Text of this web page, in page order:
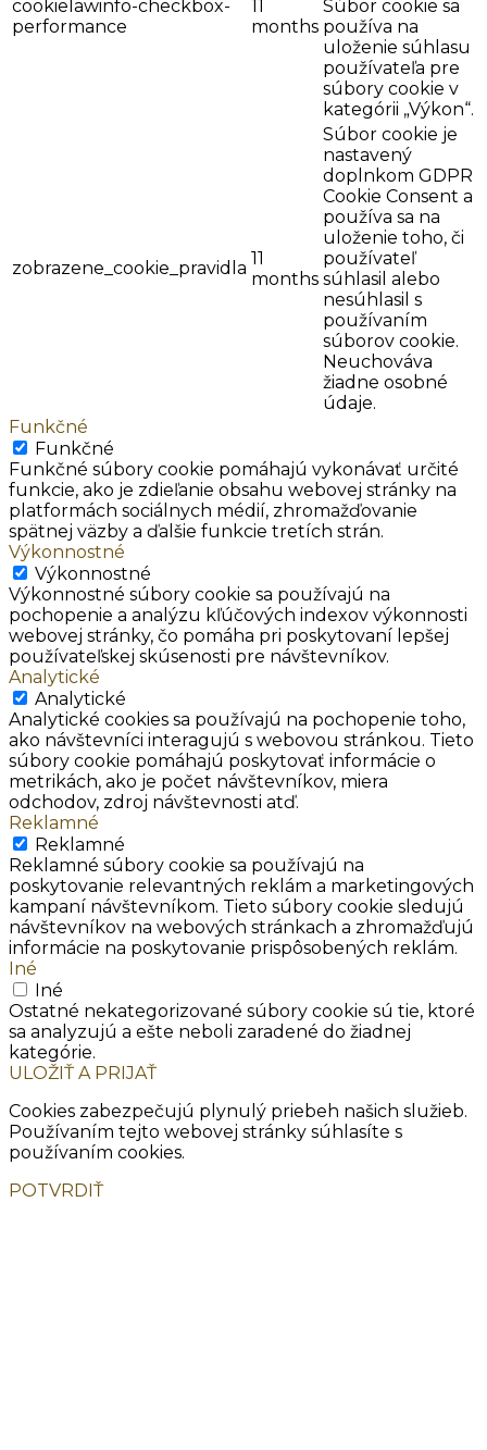
cookielawinfo-checkbox-
performance
11
months
Súbor cookie sa
používa na
uloženie súhlasu
používateľa pre
súbory cookie v
kategórii „Výkon“.
zobrazene_cookie_pravidla 11
months
Súbor cookie je
nastavený
doplnkom GDPR
Cookie Consent a
používa sa na
uloženie toho, či
používateľ
súhlasil alebo
nesúhlasil s
používaním
súborov cookie.
Neuchováva
žiadne osobné
údaje.
Funkčné
Funkčné
Funkčné súbory cookie pomáhajú vykonávať určité
funkcie, ako je zdieľanie obsahu webovej stránky na
platformách sociálnych médií, zhromažďovanie
spätnej väzby a ďalšie funkcie tretích strán.
Výkonnostné
Výkonnostné
Výkonnostné súbory cookie sa používajú na
pochopenie a analýzu kľúčových indexov výkonnosti
webovej stránky, čo pomáha pri poskytovaní lepšej
používateľskej skúsenosti pre návštevníkov.
Analytické
Analytické
Analytické cookies sa používajú na pochopenie toho,
ako návštevníci interagujú s webovou stránkou. Tieto
súbory cookie pomáhajú poskytovať informácie o
metrikách, ako je počet návštevníkov, miera
odchodov, zdroj návštevnosti atď.
Reklamné
Reklamné
Reklamné súbory cookie sa používajú na
poskytovanie relevantných reklám a marketingových
kampaní návštevníkom. Tieto súbory cookie sledujú
návštevníkov na webových stránkach a zhromažďujú
informácie na poskytovanie prispôsobených reklám.
Iné
Iné
Ostatné nekategorizované súbory cookie sú tie, ktoré
sa analyzujú a ešte neboli zaradené do žiadnej
kategórie.
ULOŽIŤ A PRIJAŤ
Cookies zabezpečujú plynulý priebeh našich služieb.
Používaním tejto webovej stránky súhlasíte s
používaním cookies.
POTVRDIŤ